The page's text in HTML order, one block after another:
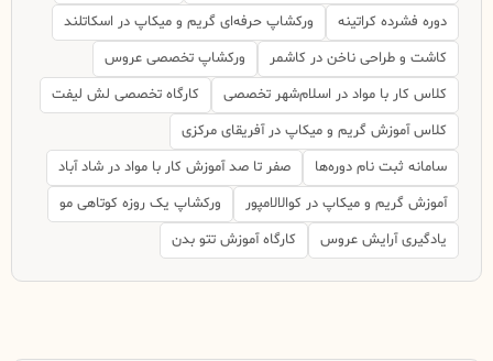
دوره فشرده کراتینه
ورکشاپ حرفه‌ای گریم و میکاپ در اسکاتلند
کاشت و طراحی ناخن در کاشمر
ورکشاپ تخصصی عروس
کلاس کار با مواد در اسلام‌شهر تخصصی
کارگاه تخصصی لش لیفت
کلاس آموزش گریم و میکاپ در آفریقای مرکزی
سامانه ثبت نام دوره‌ها
صفر تا صد آموزش کار با مواد در شاد آباد
آموزش گریم و میکاپ در کوالالامپور
ورکشاپ یک روزه کوتاهی مو
یادگیری آرایش عروس
کارگاه آموزش تتو بدن